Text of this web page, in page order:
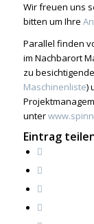
Wir freuen uns
bitten um Ihre
Parallel finden
im Nachbarort
zu
Maschinenliste)
unter
Eintrag